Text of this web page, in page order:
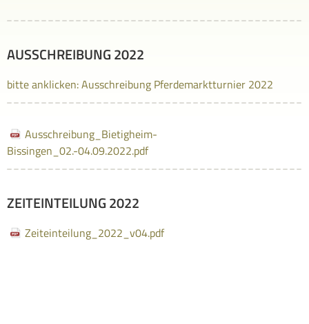
AUSSCHREIBUNG 2022
bitte anklicken: Ausschreibung Pferdemarktturnier 2022
Ausschreibung_Bietigheim-
Bissingen_02.-04.09.2022.pdf
ZEITEINTEILUNG 2022
Zeiteinteilung_2022_v04.pdf